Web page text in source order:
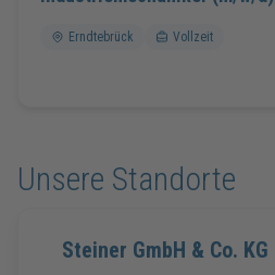
Erndtebrück Vollzeit
Unsere Standorte
Steiner GmbH & Co. KG